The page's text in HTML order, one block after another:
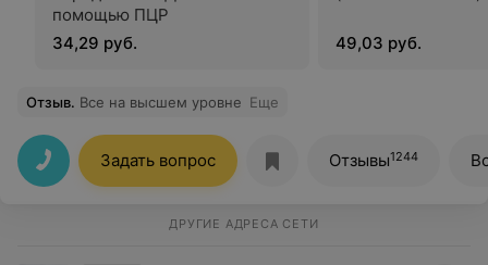
помощью ПЦР
34,29 руб.
49,03 руб.
Отзыв. Все на высшем уровне Еще
Задать вопрос Отзывы1244
ДРУГИЕ АДРЕСА СЕТИ